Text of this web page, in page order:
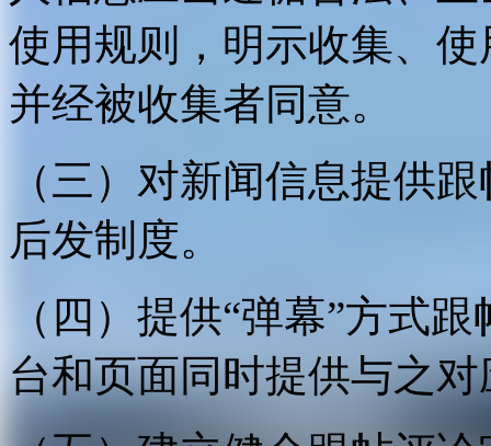
使用规则，明示收集、
并经被收集者同意。
（三）对新闻信息提供
后发制度。
（四）提供“弹幕”方式
台和页面同时提供与之